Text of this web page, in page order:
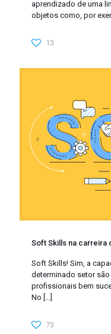
aprendizado de uma
objetos como, por
13
Soft Skills na carreira
Soft Skills! Sim, a
determinado setor
profissionais bem
No […]
73